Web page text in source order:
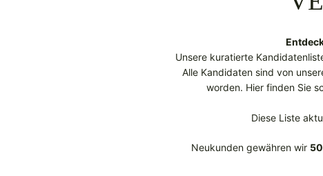
Unsere kuratierte
Alle Kandidaten sind von
worden. Hier finden Sie
Diese Liste
Neukunden gewähren wir